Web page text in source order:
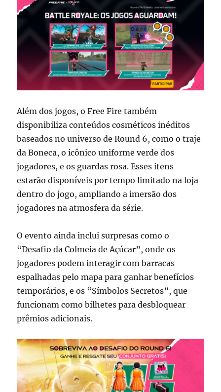
Além dos jogos, o Free Fire também
disponibiliza conteúdos cosméticos inéditos
baseados no universo de Round 6, como o traje
da Boneca, o icônico uniforme verde dos
jogadores, e os guardas rosa. Esses itens
estarão disponíveis por tempo limitado na loja
dentro do jogo, ampliando a imersão dos
jogadores na atmosfera da série.
O evento ainda inclui surpresas como o
“Desafio da Colmeia de Açúcar”, onde os
jogadores podem interagir com barracas
espalhadas pelo mapa para ganhar benefícios
temporários, e os “Símbolos Secretos”, que
funcionam como bilhetes para desbloquear
prêmios adicionais.